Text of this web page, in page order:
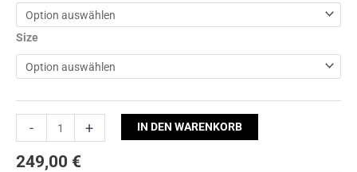
Size
- + IN DEN WARENKORB
249,00 €